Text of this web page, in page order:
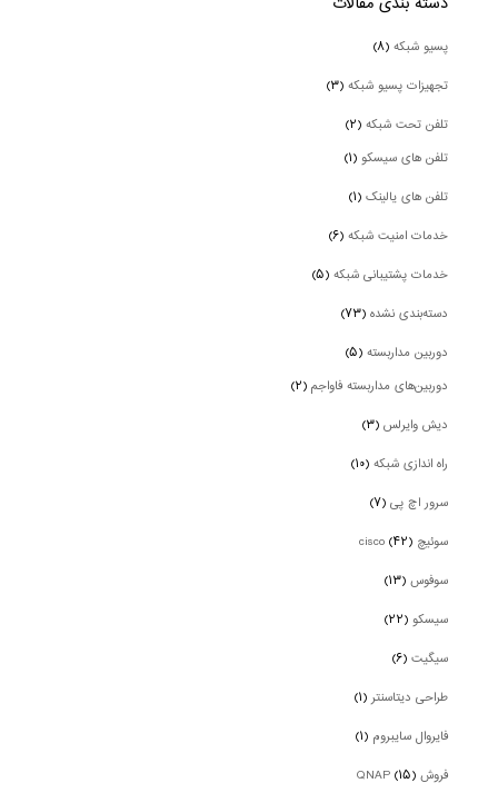
پسیو شبکه(۸)
تجهیزات پسیو شبکه(۳)
تلفن تحت شبکه(۲)
تلفن های سیسکو(۱)
تلفن های یالینک(۱)
خدمات امنیت شبکه(۶)
خدمات پشتیبانی شبکه(۵)
دسته‌بندی نشده(۷۳)
دوربین‌ مداربسته(۵)
دوربین‌های مداربسته فاواجم(۲)
دیش وایرلس(۳)
راه اندازی شبکه(۱۰)
سرور اچ پی(۷)
سوئیچ cisco (۴۲)
سوفوس(۱۳)
سیسکو(۲۲)
سیگیت(۶)
طراحی دیتاسنتر(۱)
فایروال سایبروم (۱)
فروش QNAP (۱۵)